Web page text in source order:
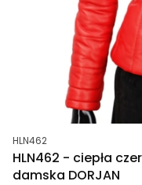
Kod produktu
HLN462
HLN462 - ciepła
damska DORJAN